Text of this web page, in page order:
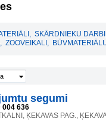
, SKĀRDNIEKU DARBI
, ZOOVEIKALI ,
segumi
004 636
ĶEKAVAS PAG.,